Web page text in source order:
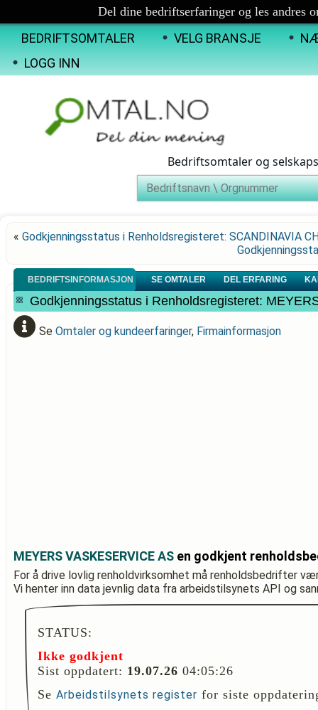
Del dine bedriftserfaringer og les andres
BEDRIFTSOMTALER VELG BRANSJE
LOGG INN
Bedriftsomtaler og
« Godkjenningsstatus i Renholdsregisteret: SCANDINAVIA
BEDRIFTSINFORMASJON SE OMTALER DEL ERFARING
Godkjenningsstatus i Renholdsregisteret:
Se Omtaler og kundeerfaringer, Firmainformasjon
MEYERS VASKESERVICE AS en godkjent
For å drive lovlig renholdvirksomhet må renholdsbedrifter
Vi henter inn data jevnlig data fra arbeidstilsynets API og
STATUS:
Ikke godkjent
Sist oppdatert: 19.07.26 04:05:26
Se Arbeidstilsynets register for siste